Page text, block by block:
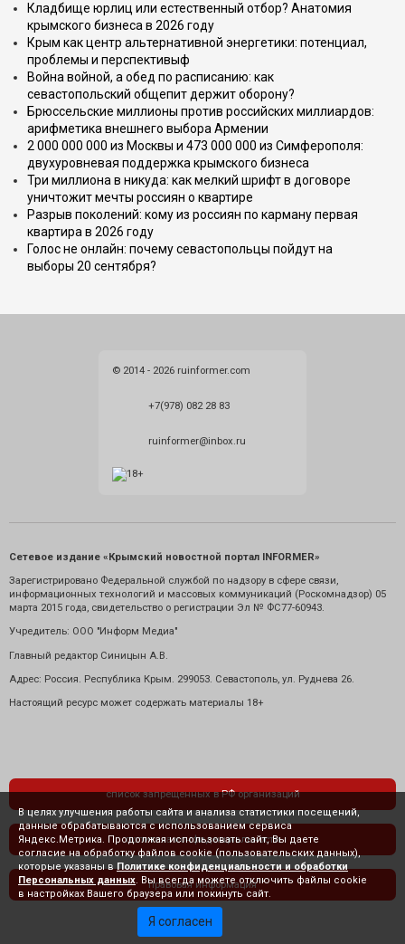
Кладбище юрлиц или естественный отбор? Анатомия
крымского бизнеса в 2026 году
Крым как центр альтернативной энергетики: потенциал,
проблемы и перспективыф
Война войной, а обед по расписанию: как
севастопольский общепит держит оборону?
Брюссельские миллионы против российских миллиардов:
арифметика внешнего выбора Армении
2 000 000 000 из Москвы и 473 000 000 из Симферополя:
двухуровневая поддержка крымского бизнеса
Три миллиона в никуда: как мелкий шрифт в договоре
уничтожит мечты россиян о квартире
Разрыв поколений: кому из россиян по карману первая
квартира в 2026 году
Голос не онлайн: почему севастопольцы пойдут на
выборы 20 сентября?
© 2014 - 2026 ruinformer.com
+7(978) 082 28 83
ruinformer@inbox.ru
Сетевое издание «Крымский новостной портал INFORMER»
Зарегистрировано Федеральной службой по надзору в сфере связи,
информационных технологий и массовых коммуникаций (Роскомнадзор) 05
марта 2015 года, свидетельство о регистрации Эл № ФС77-60943.
Учредитель: ООО "Информ Медиа"
Главный редактор Синицын А.В.
Адрес: Россия. Республика Крым. 299053. Севастополь, ул. Руднева 26.
Настоящий ресурс может содержать материалы 18+
список запрещенных в РФ организаций
политика конфиденциальности
правовая информация
В целях улучшения работы сайта и анализа статистики посещений,
данные обрабатываются с использованием сервиса
Яндекс.Метрика. Продолжая использовать сайт, Вы даете
согласие на обработку файлов cookie (пользовательских данных),
которые указаны в Политике конфиденциальности и обработки
Персональных данных . Вы всегда можете отключить файлы cookie
в настройках Вашего браузера или покинуть сайт.
Я согласен